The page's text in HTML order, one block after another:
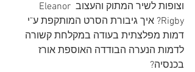
וצופות לשיר המתוק והעצוב Eleanor
Rigby? איך גיבורת הסרט המותקפת ע"י
דמות מפלצתית בעודה במקלחת קשורה
לדמות הנערה הבודדה האוספת אורז
בכנסיה?